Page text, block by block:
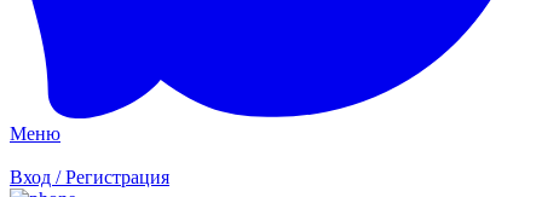
Меню
Вход / Регистрация